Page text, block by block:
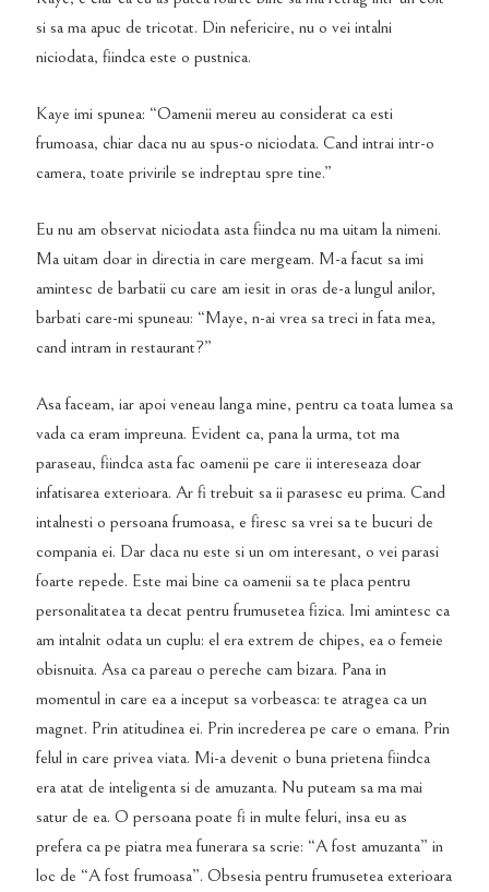
si sa ma apuc de tricotat. Din nefericire, nu o vei intalni
niciodata, fiindca este o pustnica.
Kaye imi spunea: “Oamenii mereu au considerat ca esti
frumoasa, chiar daca nu au spus-o niciodata. Cand intrai intr-o
camera, toate privirile se indreptau spre tine.”
Eu nu am observat niciodata asta fiindca nu ma uitam la nimeni.
Ma uitam doar in directia in care mergeam. M-a facut sa imi
amintesc de barbatii cu care am iesit in oras de-a lungul anilor,
barbati care-mi spuneau: “Maye, n-ai vrea sa treci in fata mea,
cand intram in restaurant?”
Asa faceam, iar apoi veneau langa mine, pentru ca toata lumea sa
vada ca eram impreuna. Evident ca, pana la urma, tot ma
paraseau, fiindca asta fac oamenii pe care ii intereseaza doar
infatisarea exterioara. Ar fi trebuit sa ii parasesc eu prima. Cand
intalnesti o persoana frumoasa, e firesc sa vrei sa te bucuri de
compania ei. Dar daca nu este si un om interesant, o vei parasi
foarte repede. Este mai bine ca oamenii sa te placa pentru
personalitatea ta decat pentru frumusetea fizica. Imi amintesc ca
am intalnit odata un cuplu: el era extrem de chipes, ea o femeie
obisnuita. Asa ca pareau o pereche cam bizara. Pana in
momentul in care ea a inceput sa vorbeasca: te atragea ca un
magnet. Prin atitudinea ei. Prin increderea pe care o emana. Prin
felul in care privea viata. Mi-a devenit o buna prietena fiindca
era atat de inteligenta si de amuzanta. Nu puteam sa ma mai
satur de ea. O persoana poate fi in multe feluri, insa eu as
prefera ca pe piatra mea funerara sa scrie: “A fost amuzanta” in
loc de “A fost frumoasa”. Obsesia pentru frumusetea exterioara